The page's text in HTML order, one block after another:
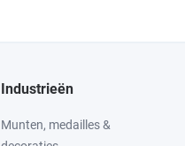
Industrieën
Munten, medailles &